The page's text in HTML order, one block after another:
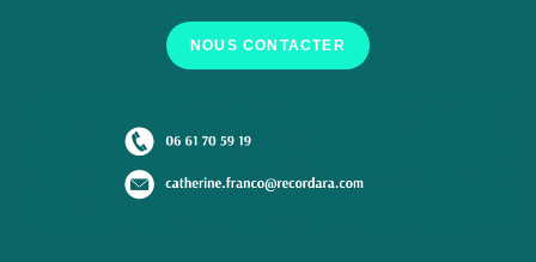
NOUS CONTACTER